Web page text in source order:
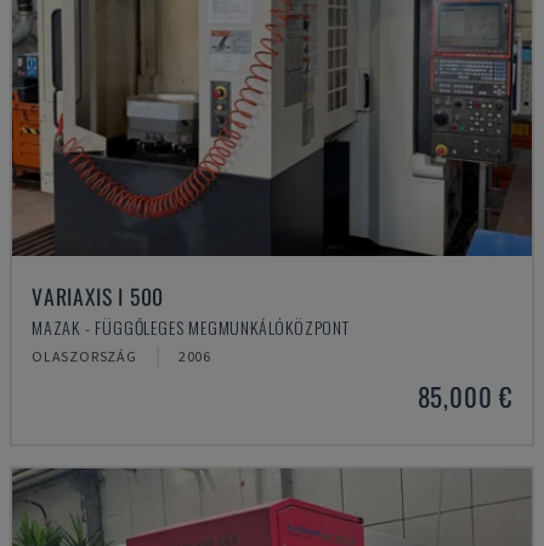
VARIAXIS I 500
MAZAK - FÜGGŐLEGES MEGMUNKÁLÓKÖZPONT
OLASZORSZÁG 2006
85,000 €